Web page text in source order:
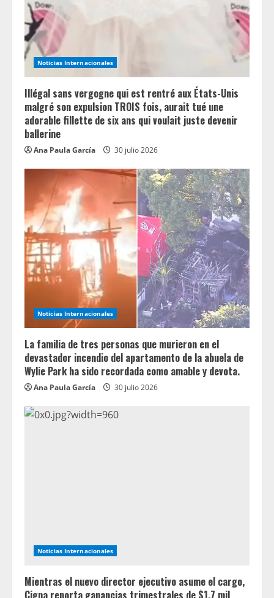
d
i
n
g
Noticias Internacionales
Illégal sans vergogne qui est rentré aux États-Unis
malgré son expulsion TROIS fois, aurait tué une
adorable fillette de six ans qui voulait juste devenir
ballerine
Ana Paula García 30 julio 2026
Noticias Internacionales
La familia de tres personas que murieron en el
devastador incendio del apartamento de la abuela de
Wylie Park ha sido recordada como amable y devota.
Ana Paula García 30 julio 2026
Noticias Internacionales
Mientras el nuevo director ejecutivo asume el cargo,
Cigna reporta ganancias trimestrales de $1.7 mil